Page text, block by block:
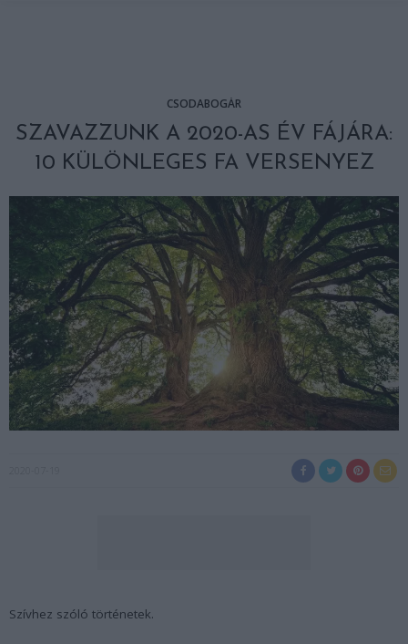
CSODABOGÁR
SZAVAZZUNK A 2020-AS ÉV FÁJÁRA:
10 KÜLÖNLEGES FA VERSENYEZ
Szívhez szóló történetek.